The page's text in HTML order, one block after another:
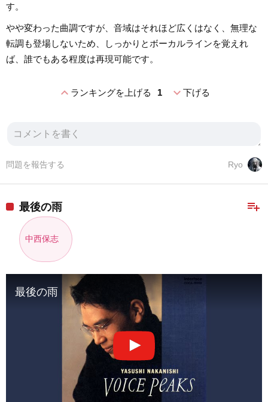
す。
やや変わった曲調ですが、音域はそれほど広くはなく、無理な
転調も登場しないため、しっかりとボーカルラインを覚えれ
ば、誰でもある程度は再現可能です。
expand_lessランキングを上げる 1 expand_more下げる
Ryo
問題を報告する
playlist_add
最後の雨
中西保志
最後の雨